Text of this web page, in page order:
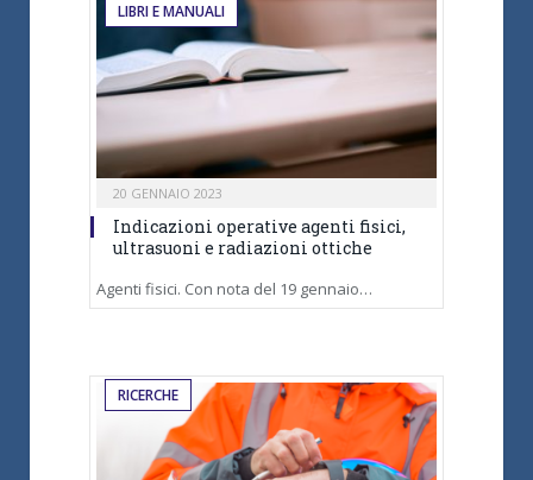
LIBRI E MANUALI
20 GENNAIO 2023
Indicazioni operative agenti fisici,
ultrasuoni e radiazioni ottiche
Agenti fisici. Con nota del 19 gennaio…
RICERCHE